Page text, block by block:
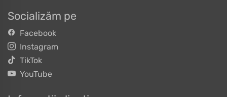
Socializăm pe
Facebook
Instagram
TikTok
YouTube